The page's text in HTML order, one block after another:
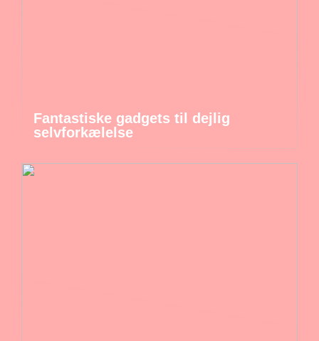
Fantastiske gadgets til dejlig
selvforkælelse